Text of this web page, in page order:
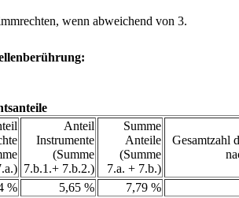
wenn abweichend von 3.
Anteil
Instrumente
(Summe
7.b.1.+ 7.b.2.)
Summe
Anteile
(Summe
7.a. + 7.b.)
Gesamtzahl
% 5,65 %
7,79 %